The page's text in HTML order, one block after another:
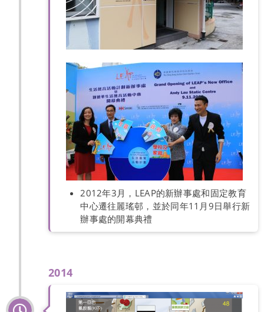
2012年3月，LEAP的新辦事處和固定教育
中心遷往麗瑤邨，並於同年11月9日舉行新
辦事處的開幕典禮
2014